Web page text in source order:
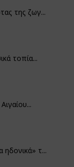
της ζωγ...
τοπία...
τ...